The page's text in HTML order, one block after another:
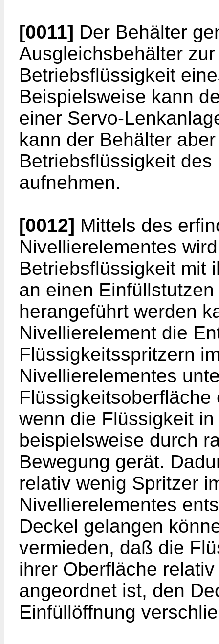
[0011] Der Behälter
Ausgleichsbehälter
Betriebsflüssigkeit
Beispielsweise kann
einer Servo-
kann der Behälter
Betriebsflüssigkeit
aufnehmen.
[0012] Mittels des
Nivellierelementes
Betriebsflüssigkeit mit
an einen
herangeführt werden
Nivellierelement die
Flüssigkeitsspritzern
Nivellierelementes
wenn die Flüssigkeit
beispielsweise durch
Bewegung gerät.
relativ wenig Spritzer
Nivellierelementes
Deckel gelangen
vermieden, daß die
ihrer Oberfläche
angeordnet ist, den
Einfüllöffnung